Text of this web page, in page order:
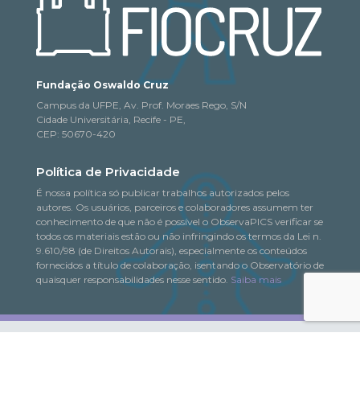
Fundação Oswaldo Cruz
Campus da UFPE, Av. Prof. Moraes Rego, S/N
Cidade Universitária, Recife - PE,
CEP: 50670-420
Política de Privacidade
É nossa política só publicar trabalhos autorizados pelos
autores. Os usuários, parceiros e colaboradores assumem ter
conhecimento de que não é possível o ObservaPICS verificar se
todos os materiais estão ou não infringindo os termos da Lei n.
9.610/98 (de Direitos Autorais), especialmente os conteúdos
fornecidos a título de colaboração, isentando o Observatório de
quaisquer responsabilidades nesse sentido. Saiba mais